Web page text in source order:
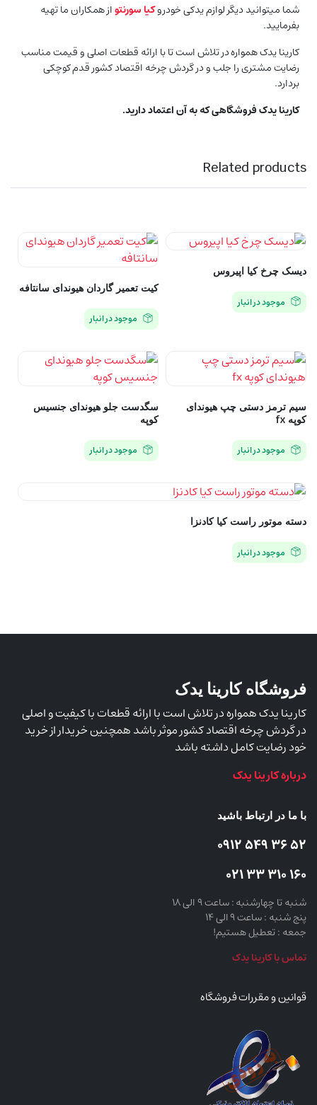
شما میتوانید دیگر لوازم یدکی خودروکیا سورنتواز همکاران ما تهیه
بفرمایید.
کارینا یدک همواره در تلاش است تا با ارائه قطعات اصلی و قیمت مناسب
رضایت مشتری را جلب و در گردش چرخه اقتصاد کشور قدم کوچکی
بردارد.
کارینا یدک فروشگاهی که به آن اعتماد دارید.
Related products
دیسک چرخ کیا اپیروس
موجود در انبار
کیت تعمیر گاردان هیوندای سانتافه
موجود در انبار
سیم ترمز دستی چپ هیوندای
کوپه fx
موجود در انبار
سگدست جلو هیوندای جنسیس
کوپه
موجود در انبار
دسته موتور راست کیا کادنزا
موجود در انبار
فروشگاه کارینا یدک
کارینا یدک همواره در تلاش است با ارائه قطعات با کیفیت و اصلی
در گردش چرخه اقتصاد کشور موثر باشد همچنین خریدار از خرید
خود رضایت کامل داشته باشد
درباره کارینا یدک
با ما در ارتباط باشید
52 36 549 0912
160 310 33 021
شنبه تا چهارشنبه : ساعت 9 الی 18
پنج شنبه : ساعت 9 الی 14
جمعه : تعطیل هستیم!
تماس با کارینا یدک
قوانین و مقررات فروشگاه